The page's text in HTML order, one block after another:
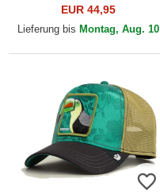
Doberman Metallic The Farm
Goorin Bros.
EUR 44,95
Lieferung bis Montag, Aug. 10